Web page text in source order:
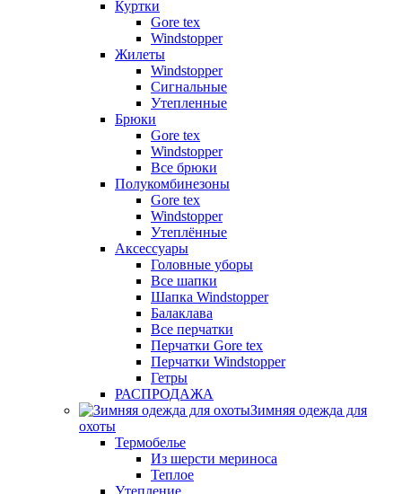
Куртки
Gore tex
Windstopper
Жилеты
Windstopper
Сигнальные
Утепленные
Брюки
Gore tex
Windstopper
Все брюки
Полукомбинезоны
Gore tex
Windstopper
Утеплённые
Аксессуары
Головные уборы
Все шапки
Шапка Windstopper
Балаклава
Все перчатки
Перчатки Gore tex
Перчатки Windstopper
Гетры
РАСПРОДАЖА
Зимняя одежда для
охоты
Термобелье
Из шерсти мериноса
Теплое
Утепление